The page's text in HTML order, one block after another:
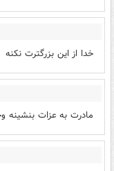
خدا از این بزرگترت نکنه
مادرت به عزات بنشینه